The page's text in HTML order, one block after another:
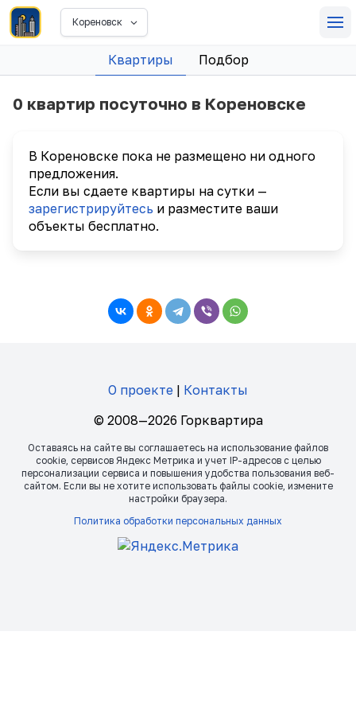
Кореновск
Квартиры Подбор
0 квартир посуточно в Кореновске
В Кореновске пока не размещено ни одного
предложения.
Если вы сдаете квартиры на сутки —
зарегистрируйтесь и разместите ваши
объекты бесплатно.
О проекте | Контакты
© 2008—2026 Горквартира
Оставаясь на сайте вы соглашаетесь на использование файлов
сookie, сервисов Яндекс Метрика и учет IP-адресов с целью
персонализации сервиса и повышения удобства пользования веб-
сайтом. Если вы не хотите использовать файлы сookie, измените
настройки браузера.
Политика обработки персональных данных